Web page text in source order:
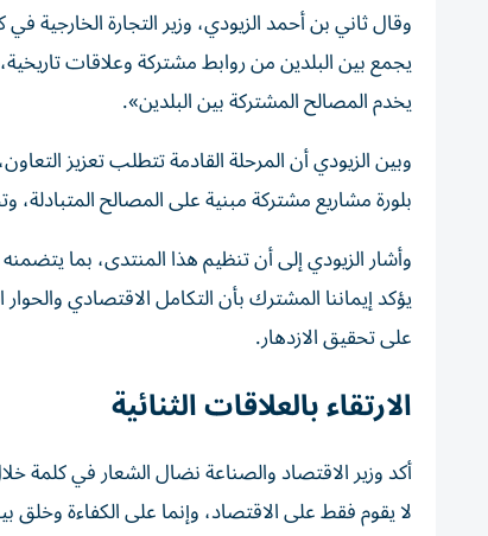
وقال ثاني بن أحمد الزيودي، وزير التجارة الخارجية
يجمع بين البلدين من روابط مشتركة وعلاقات تاريخية،
يخدم المصالح المشتركة بين البلدين».
وبين الزيودي أن المرحلة القادمة تتطلب تعزيز
بلورة مشاريع مشتركة مبنية على المصالح
وأشار الزيودي إلى أن تنظيم هذا المنتدى، بما
يؤكد إيماننا المشترك بأن التكامل الاقتصادي
على تحقيق الازدهار.
الارتقاء بالعلاقات الثنائية
أكد وزير الاقتصاد والصناعة نضال الشعار في كلمة
لا يقوم فقط على الاقتصاد، وإنما على الكفاءة